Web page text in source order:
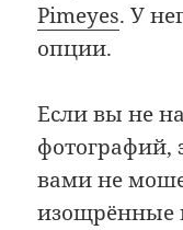
Pimeyes. У
опции.
Если вы не
фотографий,
вами не
изощрённые